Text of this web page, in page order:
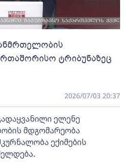
ტრიბუნაზეც
2026/07/03 20:37
ელენე
მდგომარეობა
ექიმების